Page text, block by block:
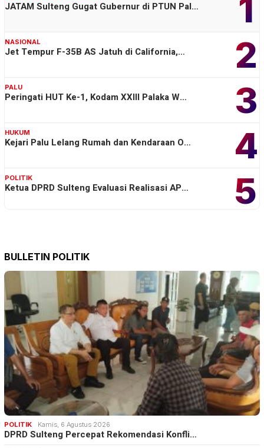
1
JATAM Sulteng Gugat Gubernur di PTUN Pal…
2
NASIONAL
Jet Tempur F-35B AS Jatuh di California,…
3
PALU
Peringati HUT Ke-1, Kodam XXIII Palaka W…
4
HUKUM
Kejari Palu Lelang Rumah dan Kendaraan O…
5
POLITIK
Ketua DPRD Sulteng Evaluasi Realisasi AP…
BULLETIN POLITIK
POLITIK Kamis, 6 Agustus 2026
DPRD Sulteng Percepat Rekomendasi Konfli…